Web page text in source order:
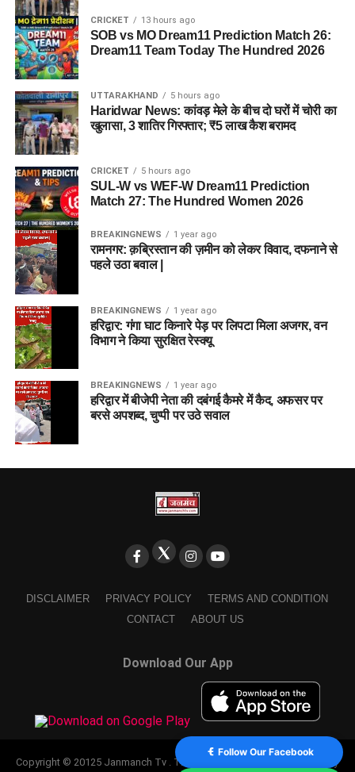
CRICKET 13 hours ago
SOB vs MO Dream11 Prediction Match 26:
Dream11 Team Today The Hundred 2026
UTTARAKHAND 5 hours ago
Haridwar News: कांवड़ मेले के बीच दो घरों में चोरी का
खुलासा, 3 शातिर गिरफ्तार; ₹5 लाख कैश बरामद
CRICKET 5 hours ago
SUL-W vs WEF-W Dream11 Prediction
Match 27: The Hundred Women 2026
BREAKINGNEWS 1 year ago
रामनगर: क़ब्रिस्तान की ज़मीन को लेकर विवाद, दफनाने से
पहले उठा बवाल |
BREAKINGNEWS 1 year ago
हरिद्वार: गंगा घाट किनारे पेड़ पर लिपटा मिला अजगर, वन
विभाग ने किया सुरक्षित रेस्क्यू
BREAKINGNEWS 1 year ago
हरिद्वार में बीजेपी नेता की दबंगई कैमरे में कैद, अफसर पर
बरसे अपशब्द, चुप्पी पर उठे सवाल
DISCLAIMER PRIVACY POLICY
TERMS AND CONDITION
CONTACT
ABOUT US
Download Our App
Copyright © 20125 Janmanch Tv . Theme by SSDIGIMARK. powered by
Follow Our Facebook